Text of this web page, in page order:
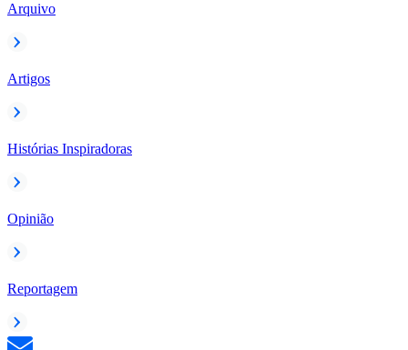
Arquivo
Artigos
Histórias Inspiradoras
Opinião
Reportagem